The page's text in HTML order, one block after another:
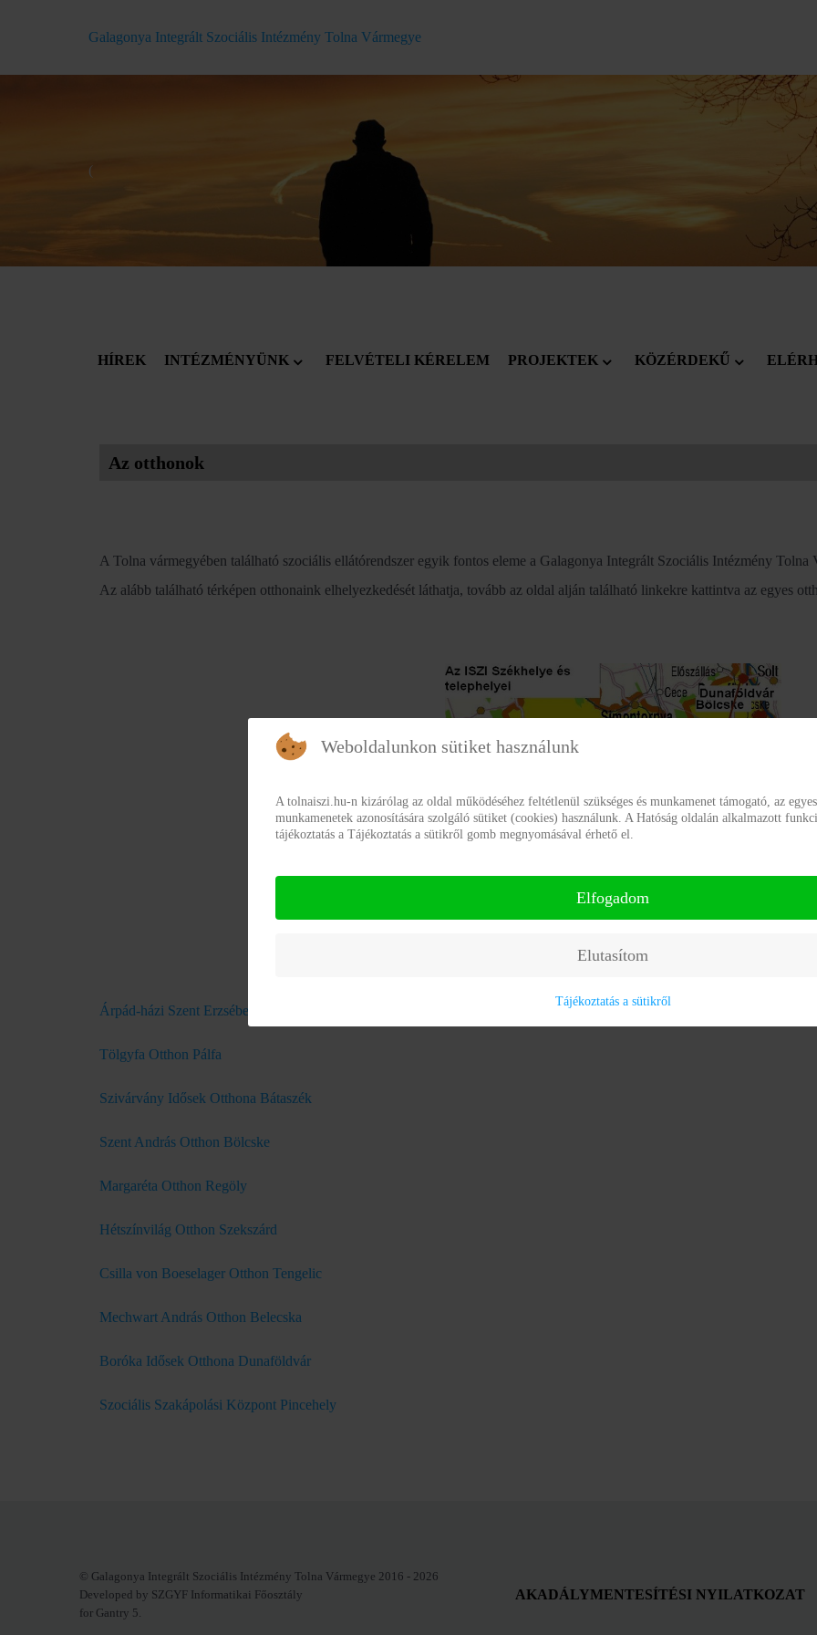
Galagonya Integrált Szociális Intézmény Tolna Vármegye
(
HÍREK INTÉZMÉNYÜNK FELVÉTELI KÉRELEM PROJEKTEK KÖZÉRDEKŰ
Az otthonok
A Tolna vármegyében található szociális ellátórendszer egyik fontos eleme a Galagonya Integrált Szociális Intézmény
Az alább található térképen otthonaink elhelyezkedését láthatja, tovább az oldal alján található linkekre kattintva az egyes
Árpád-házi Szent Erzsébet Otthon Bonyhád
Tölgyfa Otthon Pálfa
Szivárvány Idősek Otthona Bátaszék
Szent András Otthon Bölcske
Margaréta Otthon Regöly
Hétszínvilág Otthon Szekszárd
Csilla von Boeselager Otthon Tengelic
Mechwart András Otthon Belecska
Boróka Idősek Otthona Dunaföldvár
Szociális Szakápolási Központ Pincehely
© Galagonya Integrált Szociális Intézmény Tolna Vármegye 2016 - 2026
Developed by SZGYF Informatikai Főosztály
for Gantry 5.
AKADÁLYMENTESÍTÉSI NYILATKOZAT
Weboldalunkon sütiket használunk
A tolnaiszi.hu-n kizárólag az oldal működéséhez feltétlenül szükséges és munkamenet támogató, az
munkamenetek azonosítására szolgáló sütiket (cookies) használunk. A Hatóság oldalán alkalmazott
tájékoztatás a Tájékoztatás a sütikről gomb megnyomásával érhető el.
Elfogadom
Elutasítom
Tájékoztatás a sütikről